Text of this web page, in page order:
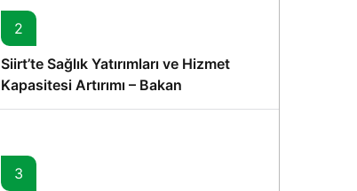
2
Siirt’te Sağlık Yatırımları ve Hizmet
Kapasitesi Artırımı – Bakan
Memişoğlu’nun Ziyareti
3